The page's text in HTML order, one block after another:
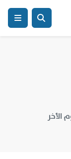
الأخر